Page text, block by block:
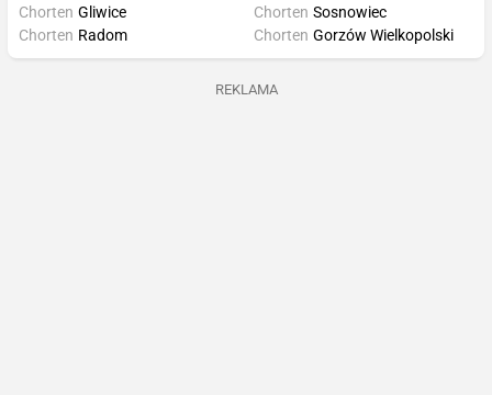
Chorten Gliwice
Chorten Radom
Chorten Sosnowiec
Chorten Gorzów Wielkopolski
REKLAMA